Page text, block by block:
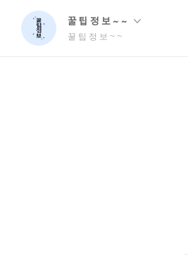
꿀 팁 정 보 ~ ~
꿀 팁 정 보 ~ ~